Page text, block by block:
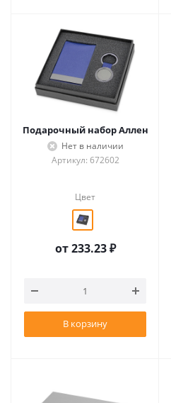
Подарочный набор Аллен
Нет в наличии
Артикул: 672602
Цвет
от233.23 ₽
В корзину